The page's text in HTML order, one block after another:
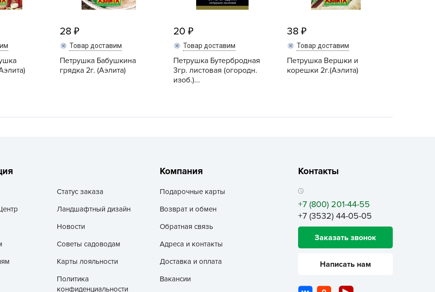
Santino
TUT BIO
Uniel
Агрофирма Аэлита
агрофирма манул
АГРОЭЛИТА
АЭЛИТА
28
Товар доставим
Петрушка Бабушкина
грядка 2г. (Аэлита)
20
Товар доставим
Петрушка Бутербродная
3гр. листовая (огородн.
изоб.)...
38
Товар доставим
Петрушка Вершки и
корешки 2г.(Аэлита)
Статус заказа
Ландшафтный дизайн
Новости
Советы садоводам
Карты лояльности
Политика
конфиденциальности
Компания
Подарочные карты
Возврат и обмен
Обратная связь
Адреса и контакты
Доставка и оплата
Вакансии
Контакты
+7 (800) 201-44-55
+7 (3532) 44-05-05
Заказать звонок
Написать нам